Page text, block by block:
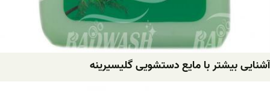
آشنایی بیشتر با مایع دستشویی گلیسیرینه